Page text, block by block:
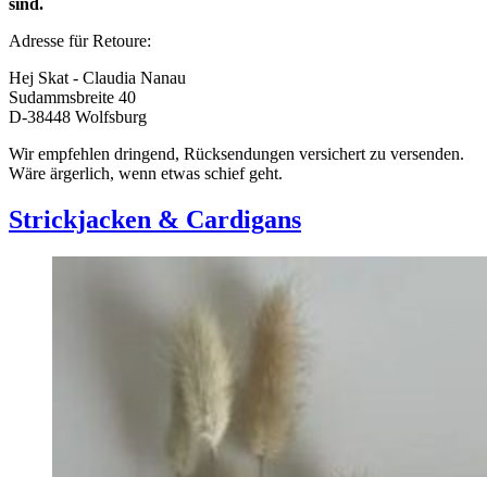
sind.
Adresse für Retoure:
Hej Skat - Claudia Nanau
Sudammsbreite 40
D-38448 Wolfsburg
Wir empfehlen dringend, Rücksendungen versichert zu versenden.
Wäre ärgerlich, wenn etwas schief geht.
Strickjacken & Cardigans